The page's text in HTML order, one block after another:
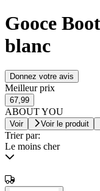
Gooce
blanc
Donnez votre avis
Meilleur prix
67,99
ABOUT YOU
Voir Voir le produit
Trier par:
Le moins cher